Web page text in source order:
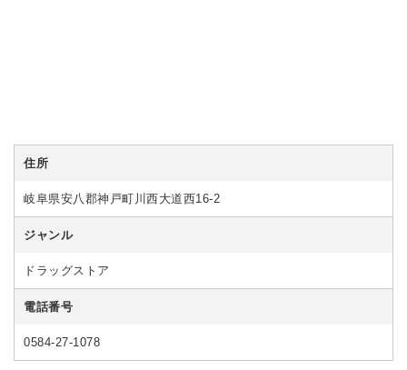
住所
岐阜県安八郡神戸町川西大道西16-2
ジャンル
ドラッグストア
電話番号
0584-27-1078